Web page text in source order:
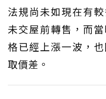
法規尚未如現在有
未交屋前轉售，而
格已經上漲一波，
取價差。